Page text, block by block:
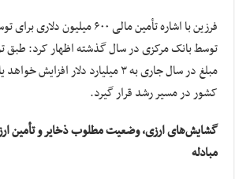
فرزین با اشاره تأمین مالی ۶۰۰
توسط بانک مرکزی در سال گذشته اظهار کرد: طبق
مبلغ در سال جاری به ۳ میلیارد دلار
کشور در مسیر رشد قرار گیرد.
گشایش‌های ارزی، وضعیت مطلوب ذخایر و تأمین ارز
مبادله